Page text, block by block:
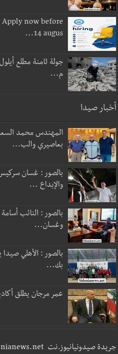
now before
14 augus...
م...
أخبار صيدا
المهندس محمد
بعاصيري والب...
بالصور : غسان
والإبداع ...
بالصور : النائب
وغسان...
بالصور : الأهلي
بك...
عمر مرجان يطلق
جريدة صيدونيانيوز.نت www.sidonianews.net